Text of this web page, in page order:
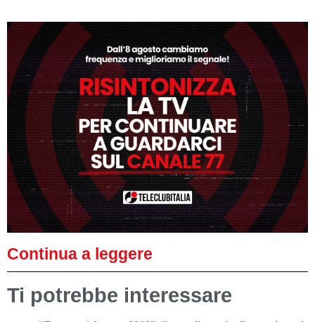
Continua a leggere
Ti potrebbe interessare